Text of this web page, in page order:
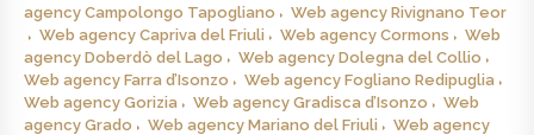
agency Campolongo Tapogliano
Web agency Rivignano Teor
Web agency Capriva del Friuli
Web agency Cormons
Web
agency Doberdò del Lago
Web agency Dolegna del Collio
Web agency Farra d’Isonzo
Web agency Fogliano Redipuglia
Web agency Gorizia
Web agency Gradisca d’Isonzo
Web
agency Grado
Web agency Mariano del Friuli
Web agency